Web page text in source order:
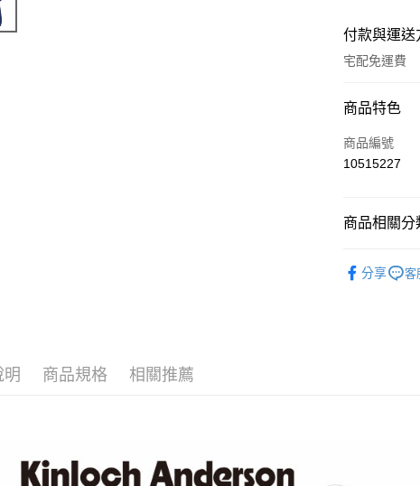
付款與運送
宅配免運費
付款方式
信用卡一次付
悠遊付
商品特色
商品編號
10515227
商品相關分
分享 客
明 商品規格 相關推薦